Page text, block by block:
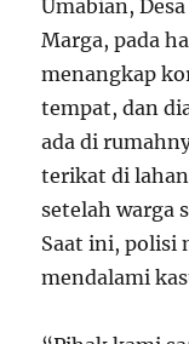
Umabian,
Marga, pada
menangkap
tempat, dan
ada di
terikat di
setelah warga
Saat ini, polisi
mendalami